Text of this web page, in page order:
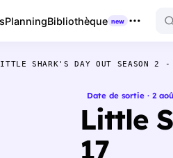
PlanningBibliothèque new
SHARK'S DAY OUT SEASON 2 -
Date de sortie · 2
Little
17